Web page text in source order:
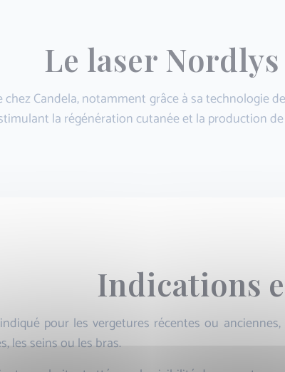
Le laser
chez Candela, notamment grâce à sa technologie
la régénération cutanée et la production
Indications
pour les vergetures récentes ou
les seins ou les bras.